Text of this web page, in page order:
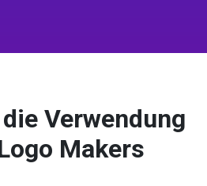
Verwendung
Makers